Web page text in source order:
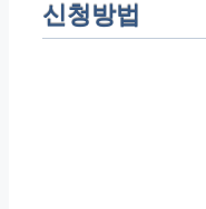
신청방법